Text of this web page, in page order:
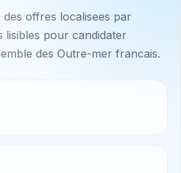
offres localisees par
lisibles pour candidater
des Outre-mer francais.